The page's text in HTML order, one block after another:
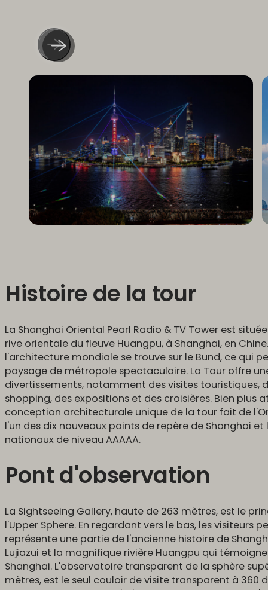
Histoire de la tour
La Shanghai Oriental Pearl Radio & TV Tower est
rive orientale du fleuve Huangpu, à Shanghai, en
l'architecture mondiale se trouve sur le Bund, ce qui
paysage de métropole spectaculaire. La Tour offre
divertissements, notamment des visites touristiques,
shopping, des expositions et des croisières. Bien plus
conception architecturale unique de la tour fait de
l'un des dix nouveaux points de repère de Shanghai
nationaux de niveau AAAAA.
Pont d'observation
La Sightseeing Gallery, haute de 263 mètres, est le
l'Upper Sphere. En regardant vers le bas, les visiteurs
représente une partie de l'ancienne histoire de
Lujiazui et la magnifique rivière Huangpu qui
Shanghai. L'observatoire transparent de la sphère
mètres, est le seul couloir de visite transparent à 360